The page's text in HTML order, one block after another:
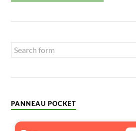
PANNEAU POCKET